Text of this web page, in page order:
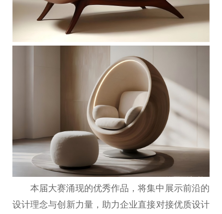
本届大赛涌现的优秀作品，将集中展示前沿的
设计理念与创新力量，助力企业直接对接优质设计